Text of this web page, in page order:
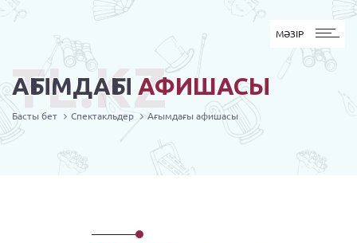
MӘЗІР
МӘЗІР
АҒЫМДАҒЫ АФИШАСЫ
TL.KZ
Басты бет Спектакльдер Ағымдағы афишасы